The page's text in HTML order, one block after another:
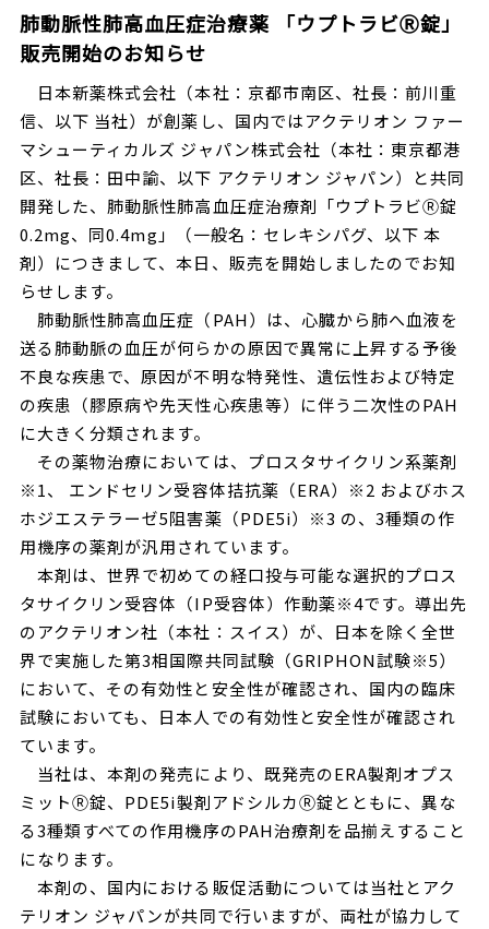
肺動脈性肺高血圧症治療薬 「ウプトラビⓇ錠」
販売開始のお知らせ
日本新薬株式会社（本社：京都市南区、社長：前川重
信、以下 当社）が創薬し、国内ではアクテリオン ファー
マシューティカルズ ジャパン株式会社（本社：東京都港
区、社長：田中諭、以下 アクテリオン ジャパン）と共同
開発した、肺動脈性肺高血圧症治療剤「ウプトラビⓇ錠
0.2mg、同0.4mg」（一般名：セレキシパグ、以下 本
剤）につきまして、本日、販売を開始しましたのでお知
らせします。
肺動脈性肺高血圧症（PAH）は、心臓から肺へ血液を
送る肺動脈の血圧が何らかの原因で異常に上昇する予後
不良な疾患で、原因が不明な特発性、遺伝性および特定
の疾患（膠原病や先天性心疾患等）に伴う二次性のPAH
に大きく分類されます。
その薬物治療においては、プロスタサイクリン系薬剤
※1、 エンドセリン受容体拮抗薬（ERA） ※2 およびホス
ホジエステラーゼ5阻害薬（PDE5i） ※3 の、3種類の作
用機序の薬剤が汎用されています。
本剤は、世界で初めての経口投与可能な選択的プロス
タサイクリン受容体（IP受容体）作動薬※4です。導出先
のアクテリオン社（本社：スイス）が、日本を除く全世
界で実施した第3相国際共同試験（GRIPHON試験※5）
において、その有効性と安全性が確認され、国内の臨床
試験においても、日本人での有効性と安全性が確認され
ています。
当社は、本剤の発売により、既発売のERA製剤オプス
ミットⓇ錠、PDE5i製剤アドシルカⓇ錠とともに、異な
る3種類すべての作用機序のPAH治療剤を品揃えすること
になります。
本剤の、国内における販促活動については当社とアク
テリオン ジャパンが共同で行いますが、両社が協力して